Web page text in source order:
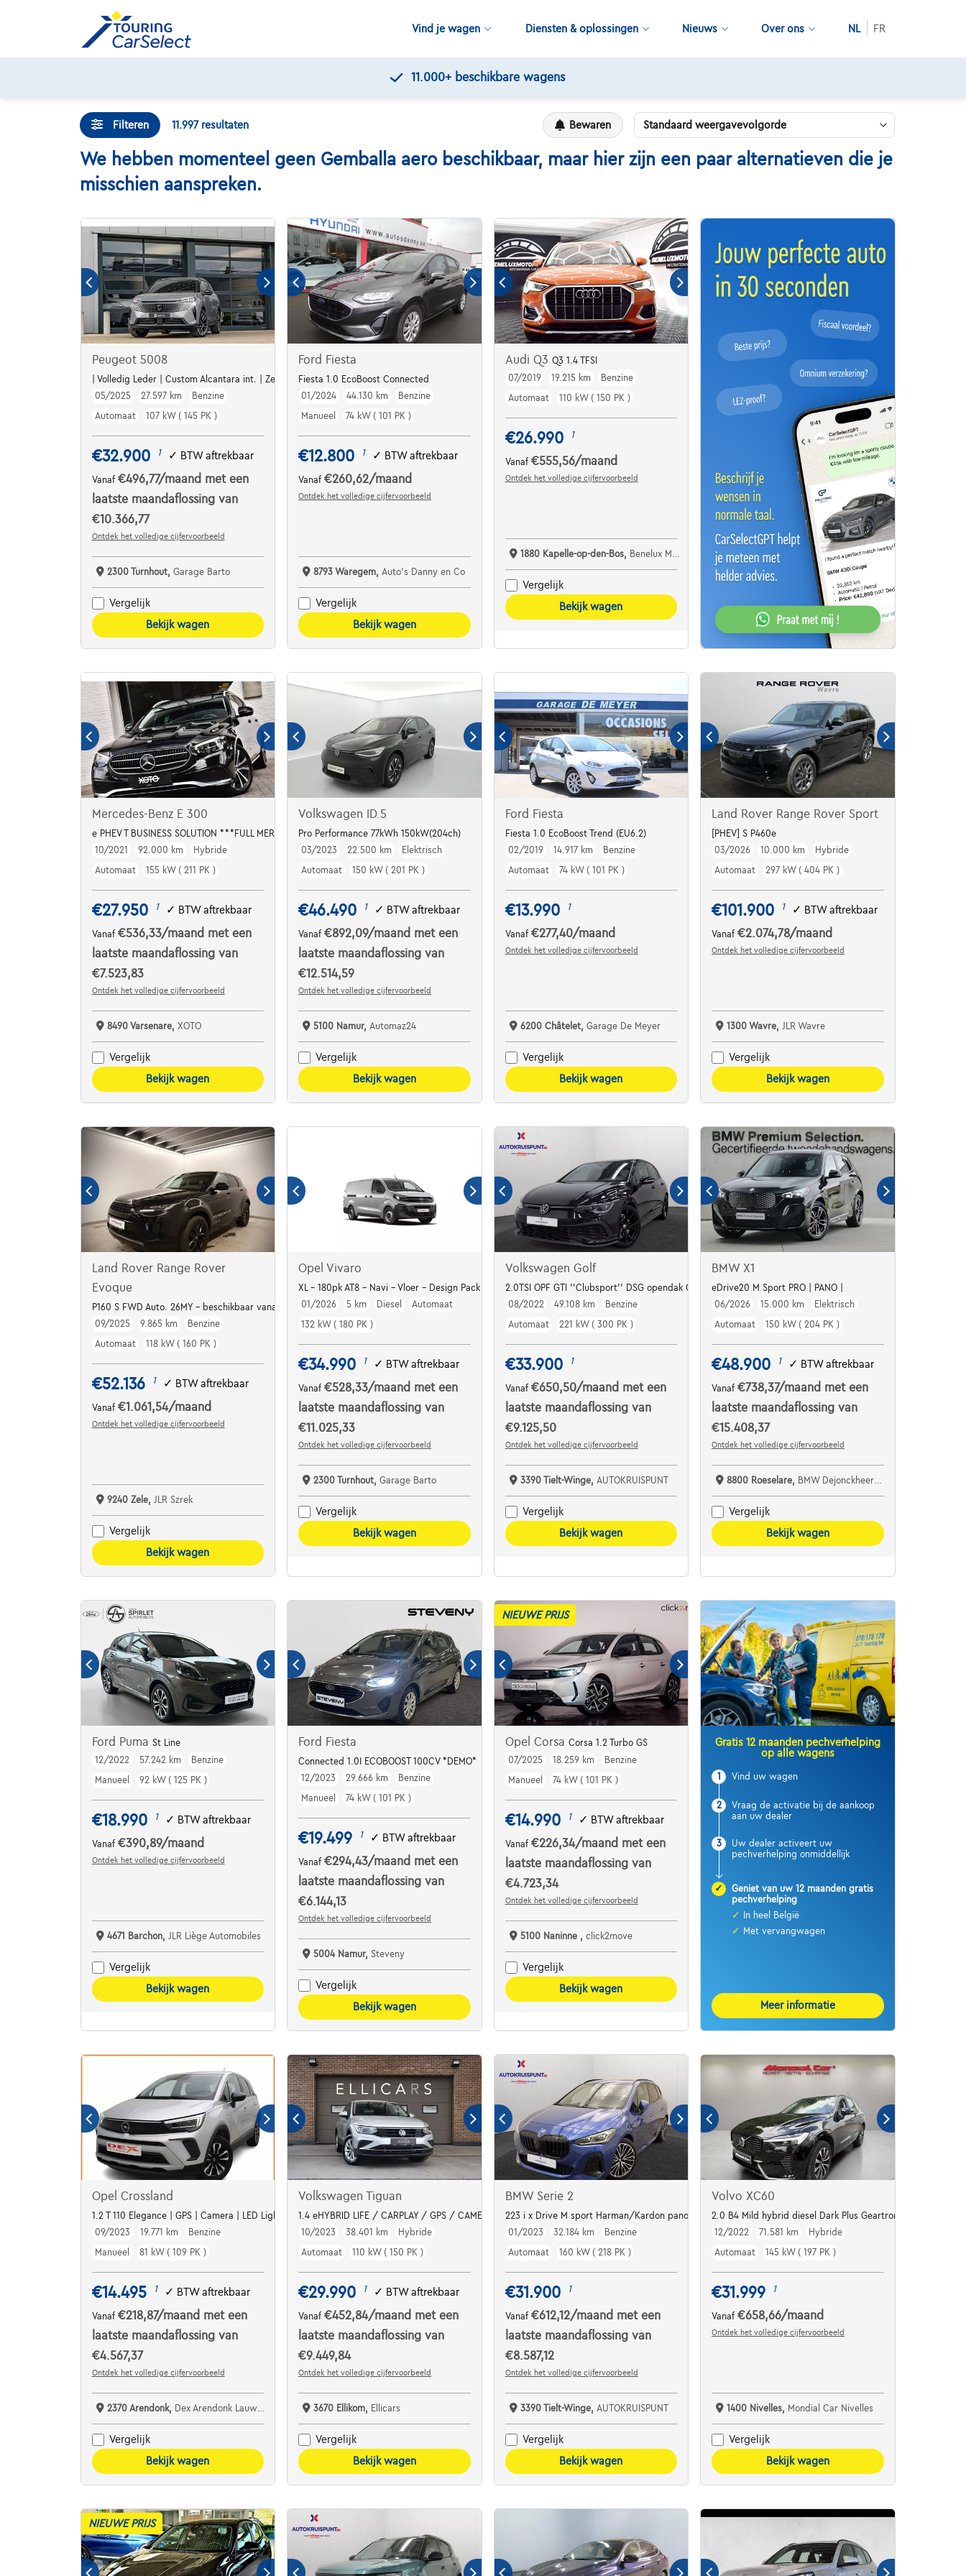
Vind je wagen Diensten & oplossingen Nieuws Over ons NL FR
11.000+beschikbare wagens
Filteren 11.997 resultaten Bewaren
We hebben momenteel geen Gemballa aero beschikbaar, maar hier zijn een paar alternatieven die je
misschien aanspreken.
Peugeot 5008
| Volledig Leder | Custom Alcantara int. | Zetelverw. | Dodehoekdet. | Parkeersens. va | Navi | ...
05/2025
27.597 km
Benzine
Automaat
107 kW ( 145 PK )
€32.900 1 ✓ BTW aftrekbaar
Vanaf €496,77/maand met een
laatste maandaflossing van
€10.366,77
Ontdek het volledige cijfervoorbeeld
2300 Turnhout, Garage Barto
Vergelijk
Bekijk wagen
Ford Fiesta
Fiesta 1.0 EcoBoost Connected
01/2024
44.130 km
Benzine
Manueel
74 kW ( 101 PK )
€12.800 1 ✓ BTW aftrekbaar
Vanaf€260,62/maand
Ontdek het volledige cijfervoorbeeld
8793 Waregem, Auto's Danny en Co
Vergelijk
Bekijk wagen
Audi Q3 Q3 1.4 TFSI
07/2019
19.215 km
Benzine
Automaat
110 kW ( 150 PK )
€26.990 1
Vanaf €555,56/maand
Ontdek het volledige cijfervoorbeeld
1880 Kapelle-op-den-Bos, Benelux Motors
Vergelijk
Bekijk wagen
Mercedes-Benz E 300
e PHEV T BUSINESS SOLUTION ***FULL MERCEDES HISTORY / VAT REFUNDABLE***
10/2021
92.000 km
Hybride
Automaat
155 kW ( 211 PK )
€27.950 1 ✓ BTW aftrekbaar
Vanaf €536,33/maand met een
laatste maandaflossing van
€7.523,83
Ontdek het volledige cijfervoorbeeld
8490 Varsenare, XOTO
Vergelijk
Bekijk wagen
Volkswagen ID.5
Pro Performance 77kWh 150kW(204ch)
03/2023
22.500 km
Elektrisch
Automaat
150 kW ( 201 PK )
€46.490 1 ✓ BTW aftrekbaar
Vanaf€892,09/maand met een
laatste maandaflossing van
€12.514,59
Ontdek het volledige cijfervoorbeeld
5100 Namur, Automaz24
Vergelijk
Bekijk wagen
Ford Fiesta
Fiesta 1.0 EcoBoost Trend (EU6.2)
02/2019
14.917 km
Benzine
Automaat
74 kW ( 101 PK )
€13.990 1
Vanaf €277,40/maand
Ontdek het volledige cijfervoorbeeld
6200 Châtelet, Garage De Meyer
Vergelijk
Bekijk wagen
Land Rover Range Rover Sport
[PHEV] S P460e
03/2026
10.000 km
Hybride
Automaat
297 kW ( 404 PK )
€101.900 1 ✓ BTW aftrekbaar
Vanaf€2.074,78/maand
Ontdek het volledige cijfervoorbeeld
1300 Wavre, JLR Wavre
Vergelijk
Bekijk wagen
Land Rover Range Rover
Evoque
P160 S FWD Auto. 26MY - beschikbaar vanaf maart
09/2025
9.865 km
Benzine
Automaat
118 kW ( 160 PK )
€52.136 1 ✓ BTW aftrekbaar
Vanaf €1.061,54/maand
Ontdek het volledige cijfervoorbeeld
9240 Zele, JLR Szrek
Vergelijk
Bekijk wagen
Opel Vivaro
XL - 180pk AT8 - Navi - Vloer - Design Pack - Full LED
01/2026
5 km Diesel
Automaat
132 kW ( 180 PK )
€34.990 1 ✓ BTW aftrekbaar
Vanaf€528,33/maand met een
laatste maandaflossing van
€11.025,33
Ontdek het volledige cijfervoorbeeld
2300 Turnhout,Garage Barto
Vergelijk
Bekijk wagen
Volkswagen Golf
2.0TSI OPF GTI ''Clubsport'' DSG opendak GPS Camera Alu19
08/2022
49.108 km
Benzine
Automaat
221 kW ( 300 PK )
€33.900 1
Vanaf €650,50/maand met een
laatste maandaflossing van
€9.125,50
Ontdek het volledige cijfervoorbeeld
3390 Tielt-Winge, AUTOKRUISPUNT
Vergelijk
Bekijk wagen
BMW X1
eDrive20 M Sport PRO | PANO |
06/2026
15.000 km
Elektrisch
Automaat
150 kW ( 204 PK )
€48.900 1 ✓ BTW aftrekbaar
Vanaf€738,37/maand met een
laatste maandaflossing van
€15.408,37
Ontdek het volledige cijfervoorbeeld
8800 Roeselare, BMW Dejonckheere Roeselare
Vergelijk
Bekijk wagen
Ford Puma St Line
12/2022
57.242 km
Benzine
Manueel
92 kW ( 125 PK )
€18.990 1 ✓ BTW aftrekbaar
Vanaf €390,89/maand
Ontdek het volledige cijfervoorbeeld
4671 Barchon, JLR Liège Automobiles
Vergelijk
Bekijk wagen
Ford Fiesta
Connected 1.0I ECOBOOST 100CV *DEMO*
12/2023
29.666 km
Benzine
Manueel
74 kW ( 101 PK )
€19.499 1 ✓ BTW aftrekbaar
Vanaf€294,43/maand met een
laatste maandaflossing van
€6.144,13
Ontdek het volledige cijfervoorbeeld
5004 Namur,Steveny
Vergelijk
Bekijk wagen
NIEUWE PRIJS
Opel Corsa Corsa 1.2 Turbo GS
07/2025
18.259 km
Benzine
Manueel
74 kW ( 101 PK )
€14.990 1 ✓ BTW aftrekbaar
Vanaf €226,34/maand met een
laatste maandaflossing van
€4.723,34
Ontdek het volledige cijfervoorbeeld
5100 Naninne , click2move
Vergelijk
Bekijk wagen
Gratis 12 maanden pechverhelping
op alle wagens
1 Vind uw wagen
2
Vraag de activatie bij de aankoop
aan uw dealer
3
Uw dealer activeert uw
pechverhelping onmiddellijk
✓
Geniet van uw 12 maanden gratis
pechverhelping
✓
In heel België
✓ Met vervangwagen
Meer informatie
Opel Crossland
1.2 T 110 Elegance | GPS | Camera | LED Lights | Alu16 De Opel Crossland 1.2 Turbo Elegance (110 pk)
09/2023
19.771 km
Benzine
Manueel
81 kW ( 109 PK )
€14.495 1 ✓ BTW aftrekbaar
Vanaf €218,87/maand met een
laatste maandaflossing van
€4.567,37
Ontdek het volledige cijfervoorbeeld
2370 Arendonk, Dex Arendonk Lauwers Cars bv
Vergelijk
Bekijk wagen
Volkswagen Tiguan
1.4 eHYBRID LIFE / CARPLAY / GPS / CAMERA / LED
10/2023
38.401 km
Hybride
Automaat
110 kW ( 150 PK )
€29.990 1 ✓ BTW aftrekbaar
Vanaf€452,84/maand met een
laatste maandaflossing van
€9.449,84
Ontdek het volledige cijfervoorbeeld
3670 Ellikom, Ellicars
Vergelijk
Bekijk wagen
BMW Serie 2
223 i x Drive M sport Harman/Kardon panodak dig.airco alu19
01/2023
32.184 km
Benzine
Automaat
160 kW ( 218 PK )
€31.900 1
Vanaf €612,12/maand met een
laatste maandaflossing van
€8.587,12
Ontdek het volledige cijfervoorbeeld
3390 Tielt-Winge, AUTOKRUISPUNT
Vergelijk
Bekijk wagen
Volvo XC60
2.0 B4 Mild hybrid diesel Dark Plus Geartronic
12/2022
71.581 km
Hybride
Automaat
145 kW ( 197 PK )
€31.999 1
Vanaf€658,66/maand
Ontdek het volledige cijfervoorbeeld
1400 Nivelles, Mondial Car Nivelles
Vergelijk
Bekijk wagen
NIEUWE PRIJS